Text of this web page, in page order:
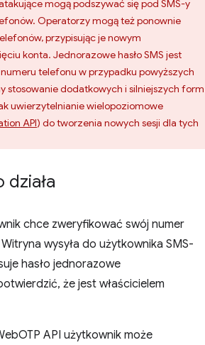
mogą podszywać się pod SMS-y
Operatorzy mogą też ponownie
przypisując je nowym
konta. Jednorazowe hasło SMS jest
telefonu w przypadku powyższych
stosowanie dodatkowych i silniejszych form
uwierzytelnianie wielopoziomowe
API) do tworzenia nowych sesji dla tych
działa
chce zweryfikować swój numer
wysyła do użytkownika SMS-
hasło jednorazowe
że jest właścicielem
API użytkownik może